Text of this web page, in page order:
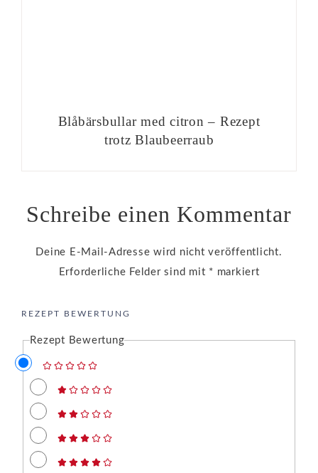
Blåbärsbullar med citron – Rezept
trotz Blaubeerraub
Schreibe einen Kommentar
Deine E-Mail-Adresse wird nicht veröffentlicht.
Erforderliche Felder sind mit * markiert
REZEPT BEWERTUNG
Rezept Bewertung